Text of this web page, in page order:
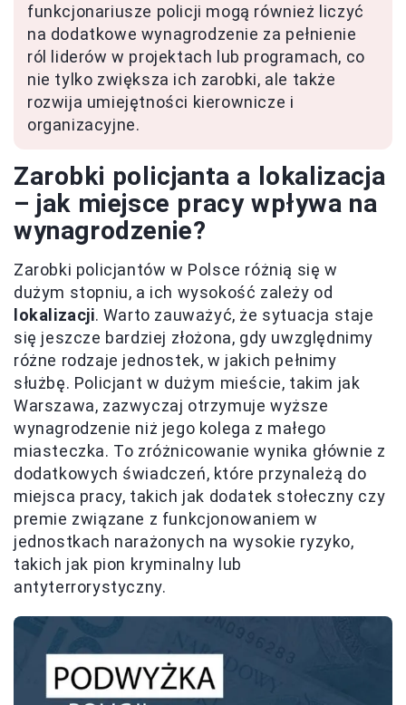
funkcjonariusze policji mogą również liczyć
na dodatkowe wynagrodzenie za pełnienie
ról liderów w projektach lub programach, co
nie tylko zwiększa ich zarobki, ale także
rozwija umiejętności kierownicze i
organizacyjne.
Zarobki policjanta a lokalizacja
– jak miejsce pracy wpływa na
wynagrodzenie?
Zarobki policjantów w Polsce różnią się w
dużym stopniu, a ich wysokość zależy od
lokalizacji. Warto zauważyć, że sytuacja staje
się jeszcze bardziej złożona, gdy uwzględnimy
różne rodzaje jednostek, w jakich pełnimy
służbę. Policjant w dużym mieście, takim jak
Warszawa, zazwyczaj otrzymuje wyższe
wynagrodzenie niż jego kolega z małego
miasteczka. To zróżnicowanie wynika głównie z
dodatkowych świadczeń, które przynależą do
miejsca pracy, takich jak dodatek stołeczny czy
premie związane z funkcjonowaniem w
jednostkach narażonych na wysokie ryzyko,
takich jak pion kryminalny lub
antyterrorystyczny.